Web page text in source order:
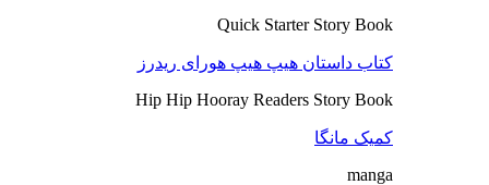
Quick Starter Story Book
کتاب داستان هیپ هیپ هورای ریدرز
Hip Hip Hooray Readers Story Book
کمیک مانگا
manga